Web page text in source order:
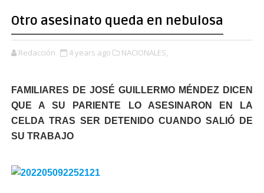
Otro asesinato queda en nebulosa
Redacción 4 years ago NACIONALES,
FAMILIARES DE JOSÉ GUILLERMO MÉNDEZ DICEN
QUE A SU PARIENTE LO ASESINARON EN LA
CELDA TRAS SER DETENIDO CUANDO SALIÓ DE
SU TRABAJO